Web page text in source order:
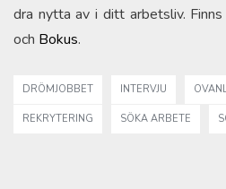
dra nytta av i ditt arbetsliv.
och Bokus.
DRÖMJOBBET INTERVJU
REKRYTERING SÖKA ARBETE